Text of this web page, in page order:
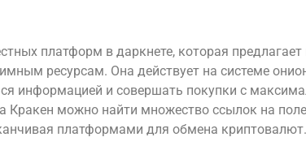
платформ в даркнете, которая
ресурсам. Она действует на системе
информацией и совершать покупки с
Кракен можно найти множество ссылок на
платформами для обмена криптовалют.